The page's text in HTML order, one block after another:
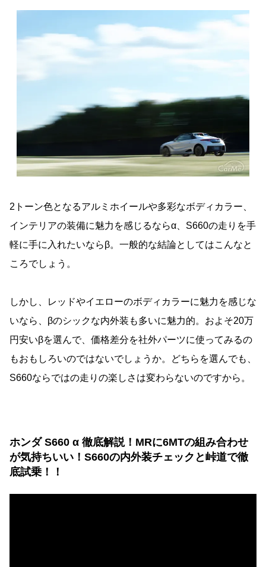
2トーン色となるアルミホイールや多彩なボディカラー、
インテリアの装備に魅力を感じるならα、S660の走りを手
軽に手に入れたいならβ。一般的な結論としてはこんなと
ころでしょう。
しかし、レッドやイエローのボディカラーに魅力を感じな
いなら、βのシックな内外装も多いに魅力的。およそ20万
円安いβを選んで、価格差分を社外パーツに使ってみるの
もおもしろいのではないでしょうか。どちらを選んでも、
S660ならではの走りの楽しさは変わらないのですから。
ホンダ S660 α 徹底解説！MRに6MTの組み合わせ
が気持ちいい！S660の内外装チェックと峠道で徹
底試乗！！